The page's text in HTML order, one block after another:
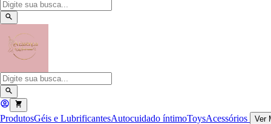
ProdutosGéis e LubrificantesAutocuidado íntimoToysAcessórios Ver